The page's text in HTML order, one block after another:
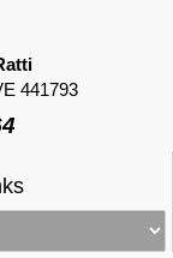
441793